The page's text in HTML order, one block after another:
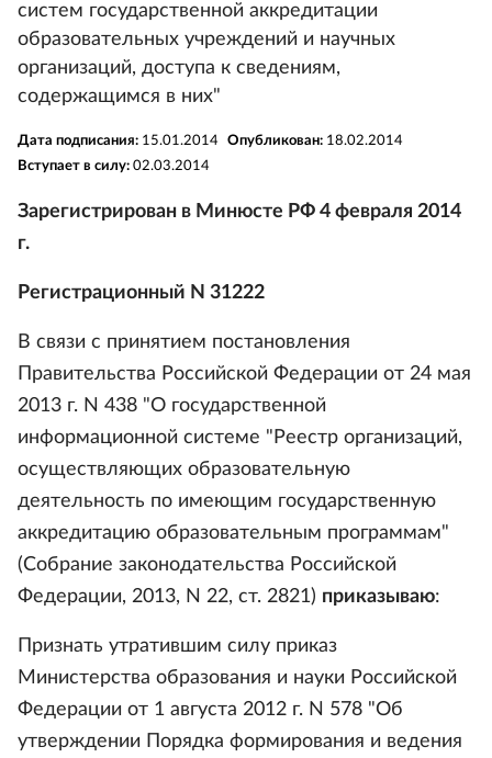
систем государственной аккредитации
образовательных учреждений и научных
организаций, доступа к сведениям,
содержащимся в них"
Дата подписания: 15.01.2014 Опубликован: 18.02.2014
Вступает в силу: 02.03.2014
Зарегистрирован в Минюсте РФ 4 февраля 2014
г.
Регистрационный N 31222
В связи с принятием постановления
Правительства Российской Федерации от 24 мая
2013 г. N 438 "О государственной
информационной системе "Реестр организаций,
осуществляющих образовательную
деятельность по имеющим государственную
аккредитацию образовательным программам"
(Собрание законодательства Российской
Федерации, 2013, N 22, ст. 2821) приказываю:
Признать утратившим силу приказ
Министерства образования и науки Российской
Федерации от 1 августа 2012 г. N 578 "Об
утверждении Порядка формирования и ведения